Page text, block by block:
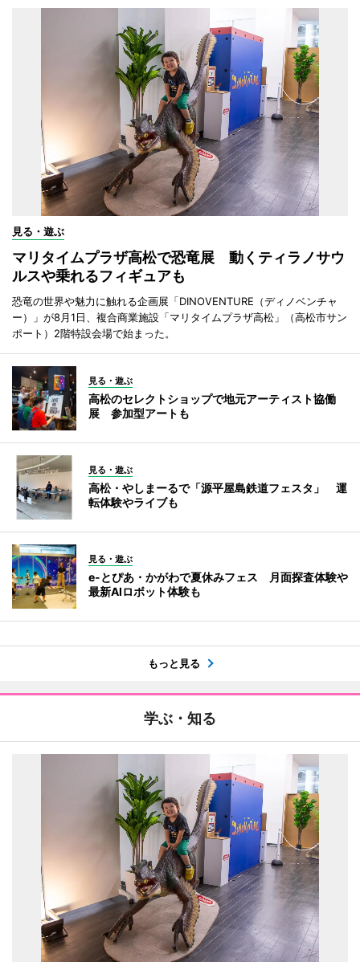
見る・遊ぶ
マリタイムプラザ高松で恐竜展 動くティラノサウ
ルスや乗れるフィギュアも
恐竜の世界や魅力に触れる企画展「DINOVENTURE（ディノベンチャ
ー）」が8月1日、複合商業施設「マリタイムプラザ高松」（高松市サン
ポート）2階特設会場で始まった。
見る・遊ぶ
高松のセレクトショップで地元アーティスト協働
展 参加型アートも
見る・遊ぶ
高松・やしまーるで「源平屋島鉄道フェスタ」 運
転体験やライブも
見る・遊ぶ
e-とぴあ・かがわで夏休みフェス 月面探査体験や
最新AIロボット体験も
もっと見る
学ぶ・知る